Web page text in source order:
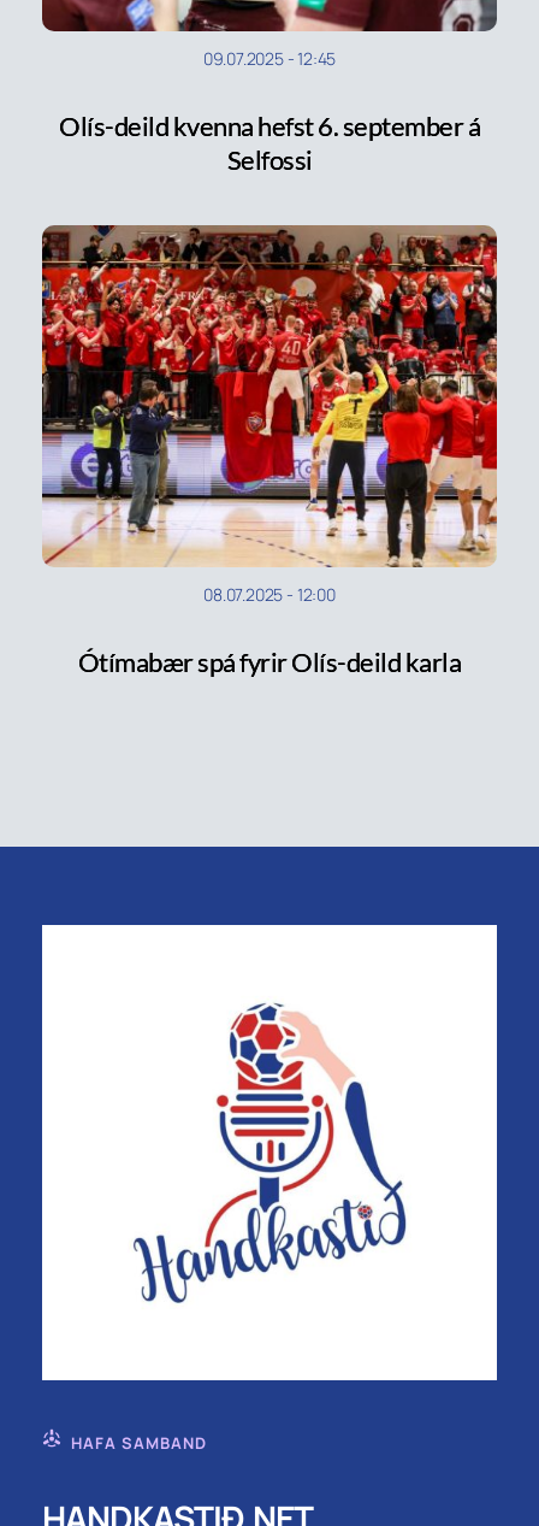
09.07.2025-12:45
Olís-deild kvenna hefst 6. september á
Selfossi
08.07.2025 - 12:00
Ótímabær spá fyrir Olís-deild karla
HAFA SAMBAND